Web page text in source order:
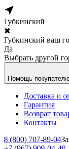
Губкинский
✖
Губкинский ваш
Да
Выбрать другой
Помощь
Доставка и
Гарантия
Возврат
Контакты
8 (800) 707-89-04